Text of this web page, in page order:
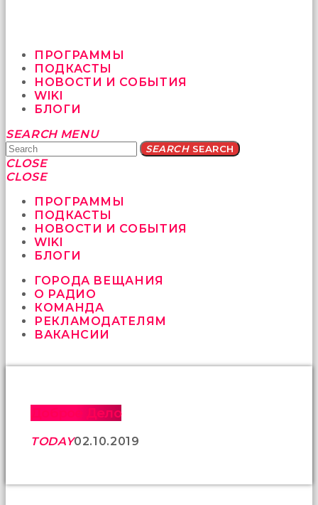
ПРОГРАММЫ
ПОДКАСТЫ
НОВОСТИ И СОБЫТИЯ
WIKI
БЛОГИ
Yatağa
bile
geçmeye
fırsat
sikici
kocalar
güzel
karıları
öttürüyor
sex
hikayeleri
kızların
rahatlıyorlar
altyazılı
sikiş
SEARCH MENU
SEARCHSEARCH
CLOSE
CLOSE
ПРОГРАММЫ
ПОДКАСТЫ
НОВОСТИ И СОБЫТИЯ
WIKI
БЛОГИ
ГОРОДА ВЕЩАНИЯ
О РАДИО
КОМАНДА
РЕКЛАМОДАТЕЛЯМ
ВАКАНСИИ
Доброе Дело
TODAY02.10.2019